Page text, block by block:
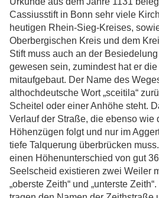
Cassiusstift in Bonn sehr viele
heutigen Rhein-Sieg-Kreises,
Oberbergischen Kreis und dem
Stift muss auch an der
gewesen sein, zumindest hat er
mitaufgebaut. Der Name des
althochdeutsche Wort „sceitila“
Scheitel oder einer Anhöhe steht.
Verlauf der Straße, die ebenso wie
Höhenzügen folgt und nur im
tiefe Talquerung überbrücken
einen Höhenunterschied von gut
Seelscheid existieren zwei Weiler
„oberste Zeith“ und „unterste